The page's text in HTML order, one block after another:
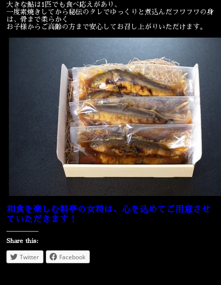
大きな鮎は1匹でも食べ応えがあり、
一度素焼きしてから秘伝のタレでゆっくりと煮込んだフワフワの身
は、骨まで柔らかく
お子様からご高齢の方まで安心してお召し上がりいただけます。
和食を楽しむ料亭の女将は、心を込めてご用意させ
ていただきます！
Share this:
Twitter Facebook